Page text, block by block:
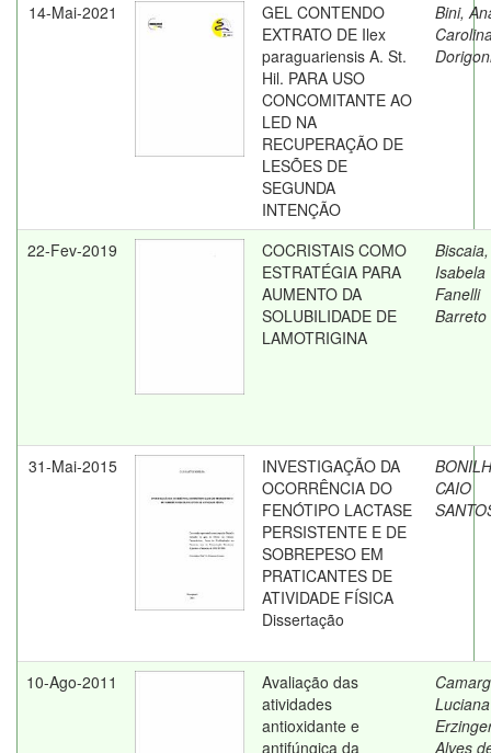
14-Mai-2021
GEL CONTENDO
EXTRATO DE Ilex
paraguariensis A. St.
Hil. PARA USO
CONCOMITANTE AO
LED NA
RECUPERAÇÃO DE
LESÕES DE
SEGUNDA
INTENÇÃO
Bini,
22-Fev-2019
COCRISTAIS COMO
ESTRATÉGIA PARA
AUMENTO DA
SOLUBILIDADE DE
LAMOTRIGINA
Biscaia,
Isabela
Fanelli
Barreto
31-Mai-2015
INVESTIGAÇÃO DA
OCORRÊNCIA DO
FENÓTIPO LACTASE
PERSISTENTE E DE
SOBREPESO EM
PRATICANTES DE
ATIVIDADE FÍSICA
Dissertação
CAIO
10-Ago-2011
Avaliação das
atividades
antioxidante e
antifúngica da
Luciana
Alves